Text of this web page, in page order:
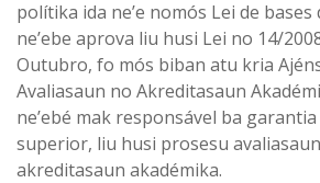
polítika ida ne’e nomós Lei de bases
ne’ebe aprova liu husi Lei no 14/
Outubro, fo mós biban atu kria
Avaliasaun no Akreditasaun
ne’ebé mak responsável ba
superior, liu husi prosesu
akreditasaun akadémika.